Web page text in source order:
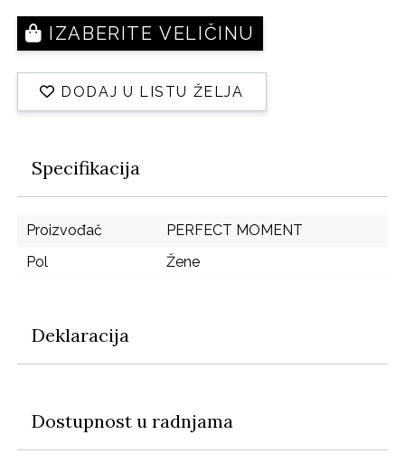
IZABERITE VELIČINU
DODAJ U LISTU ŽELJA
Specifikacija
Proizvođač
PERFECT MOMENT
Pol
Žene
Deklaracija
Dostupnost u radnjama